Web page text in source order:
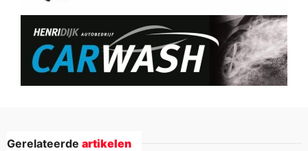
Gerelateerde artikelen